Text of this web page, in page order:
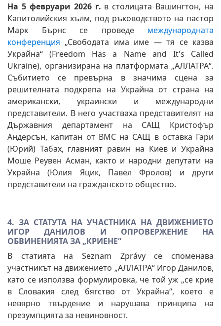
На 5 февруари 2026 г. в столицата Вашингтон, на
Капитолийския хълм, под ръководството на пастор
Марк Бърнс се проведе международната
конференция „Свободата има име — тя се казва
Украйна“ (Freedom Has a Name and It's Called
Ukraine), организирана на платформата „АЛЛАТРА“.
Събитието се превърна в значима сцена за
решителната подкрепа на Украйна от страна на
американски, украински и международни
представители. В него участваха представителят на
Държавния департамент на САЩ Кристофър
Андерсън, капитан от ВМС на САЩ в оставка Гари
(Юрий) Табах, главният равин на Киев и Украйна
Моше Реувен Асман, както и народни депутати на
Украйна (Юлия Яцик, Павел Фролов) и други
представители на гражданското общество.
4. ЗА СТАТУТА НА УЧАСТНИКА НА ДВИЖЕНИЕТО
ИГОР ДАНИЛОВ И ОПРОВЕРЖЕНИЕ НА
ОБВИНЕНИЯТА ЗА „КРИЕНЕ“
В статията на Seznam Zprávy се споменава
участникът на движението „АЛЛАТРА“ Игор Данилов,
като се използва формулировка, че той уж „се крие
в Словакия след бягство от Украйна“, което е
невярно твърдение и нарушава принципа на
презумпцията за невиновност.